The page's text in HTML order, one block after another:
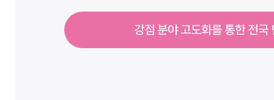
강점 분야 고도화를 통한 전국